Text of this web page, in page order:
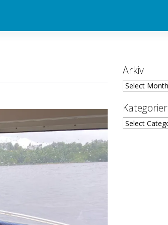
Arkiv
Arkiv
Kategorier
Kategorier